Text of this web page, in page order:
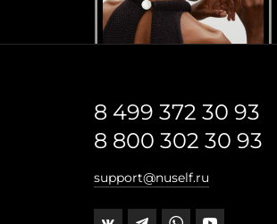
8 499 372 30 93
8 800 302 30 93
support@nuself.ru